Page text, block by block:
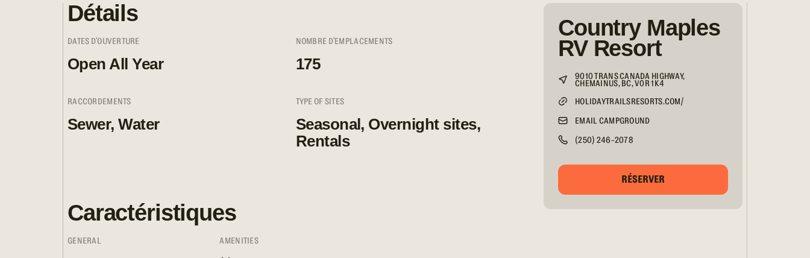
Détails
DATES D'OUVERTURE
Open All Year
NOMBRE D'EMPLACEMENTS
175
RACCORDEMENTS
Sewer, Water
TYPE OF SITES
Seasonal, Overnight sites,
Rentals
Caractéristiques
GENERAL AMENITIES
Country Maples
RV Resort
9010 TRANS CANADA HIGHWAY,
CHEMAINUS, BC, V0R 1K4
HOLIDAYTRAILSRESORTS.COM/
EMAIL CAMPGROUND
(250) 246-2078
RÉSERVER